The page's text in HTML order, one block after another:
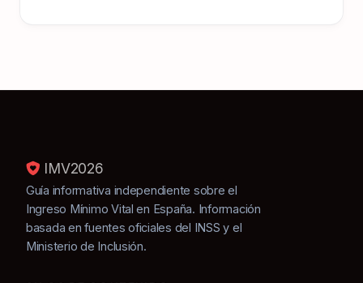
IMV2026
Guía informativa independiente sobre el
Ingreso Mínimo Vital en España. Información
basada en fuentes oficiales del INSS y el
Ministerio de Inclusión.